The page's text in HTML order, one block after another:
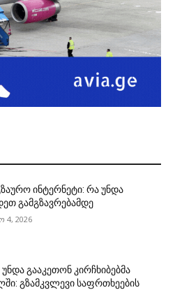
ინტერნეტი: რა უნდა
გამგზავრებამდე
4, 2026
გააკეთონ კირჩხიბებმა
გზამკვლევი საფრთხეების